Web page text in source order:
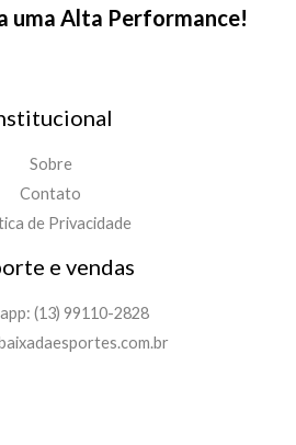
uma Alta Performance!
Sobre
Contato
de Privacidade
e vendas
(13) 99110-2828